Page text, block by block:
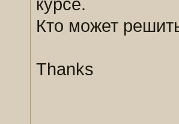
курсе.
Кто может
Thanks